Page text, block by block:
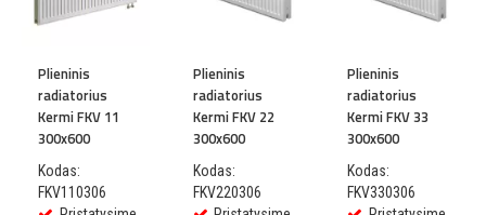
Plieninis
radiatorius
Kermi FKV 11
300x600
Kodas:
FKV110306
Plieninis
radiatorius
Kermi FKV 22
300x600
Kodas:
FKV220306
Plieninis
radiatorius
Kermi FKV 33
300x600
Kodas:
FKV330306